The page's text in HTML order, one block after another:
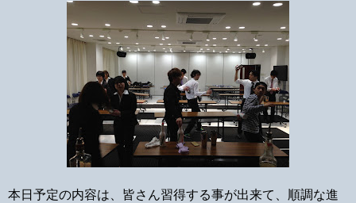
本日予定の内容は、皆さん習得する事が出来て、順調な進